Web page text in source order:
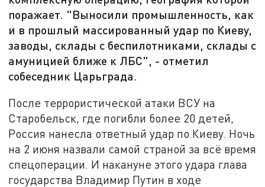
поражает. "Выносили промышленность, как
и в прошлый массированный удар по Киеву,
заводы, склады с беспилотниками, склады с
амуницией ближе к ЛБС", - отметил
собеседник Царьграда.
После террористической атаки ВСУ на
Старобельск, где погибли более 20 детей,
Россия нанесла ответный удар по Киеву. Ночь
на 2 июня назвали самой страной за всё время
спецоперации. И накануне этого удара глава
государства Владимир Путин в ходе